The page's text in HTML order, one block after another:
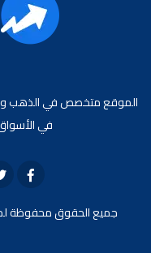
الموقع متخصص في الذهب
في الأسواق
جميع الحقوق محفوظة